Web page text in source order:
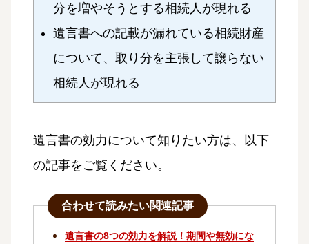
分を増やそうとする相続人が現れる
遺言書への記載が漏れている相続財産
について、取り分を主張して譲らない
相続人が現れる
遺言書の効力について知りたい方は、以下
の記事をご覧ください。
合わせて読みたい関連記事
遺言書の8つの効力を解説！期間や無効にな